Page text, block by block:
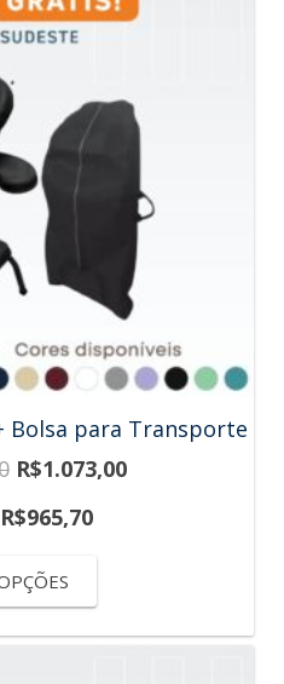
Bolsa para Transporte
R$1.073,00
R$965,70